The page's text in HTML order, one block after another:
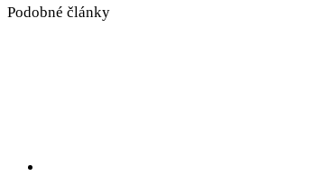
Podobné články